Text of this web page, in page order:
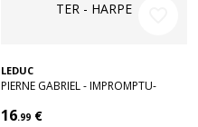
LEDUC
PIERNE GABRIEL - IMPROMPTU-
16.99 €